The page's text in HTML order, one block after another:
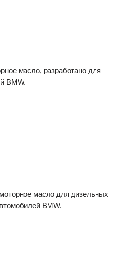
масло, разработано для
BMW.
масло для дизельных
BMW.